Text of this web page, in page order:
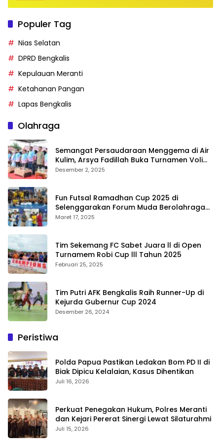
Populer Tag
Nias Selatan
DPRD Bengkalis
Kepulauan Meranti
Ketahanan Pangan
Lapas Bengkalis
Olahraga
Semangat Persaudaraan Menggema di Air
Kulim, Arsya Fadillah Buka Turnamen Voli
Bermasa Cup II
Desember 2, 2025
Fun Futsal Ramadhan Cup 2025 di
Selenggarakan Forum Muda Berolahraga
Bengkalis
Maret 17, 2025
Tim Sekemang FC Sabet Juara ll di Open
Turnamem Robi Cup lll Tahun 2025
Februari 25, 2025
Tim Putri AFK Bengkalis Raih Runner-Up di
Kejurda Gubernur Cup 2024
Desember 26, 2024
Peristiwa
Polda Papua Pastikan Ledakan Bom PD II di
Biak Dipicu Kelalaian, Kasus Dihentikan
Juli 16, 2026
Perkuat Penegakan Hukum, Polres Meranti
dan Kejari Pererat Sinergi Lewat Silaturahmi
Juli 15, 2026